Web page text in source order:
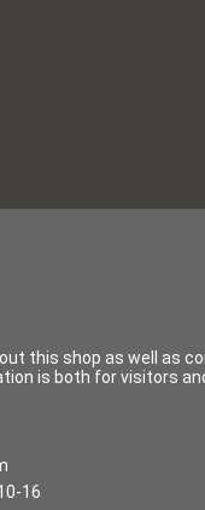
this shop as well as
is both for visitors
16